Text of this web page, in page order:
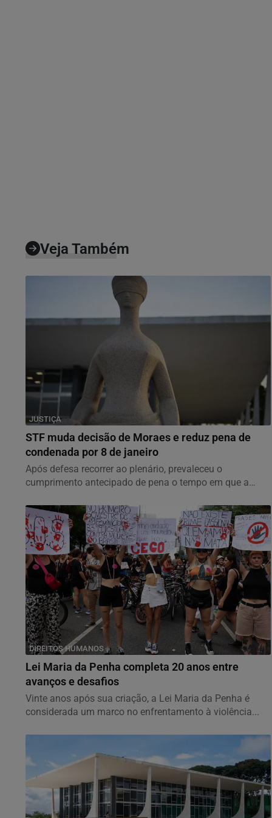
Veja Também
JUSTIÇA
STF muda decisão de Moraes e reduz pena de
condenada por 8 de janeiro
Após defesa recorrer ao plenário, prevaleceu o
cumprimento antecipado de pena o tempo em que a
DIREITOS HUMANOS
Lei Maria da Penha completa 20 anos entre
avanços e desafios
Vinte anos após sua criação, a Lei Maria da Penha é
considerada um marco no enfrentamento à violência...